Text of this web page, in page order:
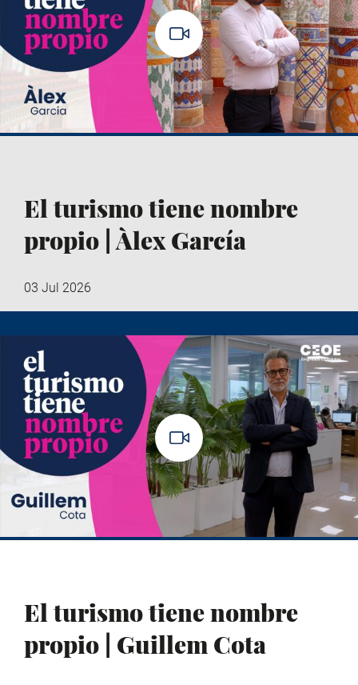
El turismo tiene nombre
propio | Àlex García
03 Jul 2026
El turismo tiene nombre
propio | Guillem Cota